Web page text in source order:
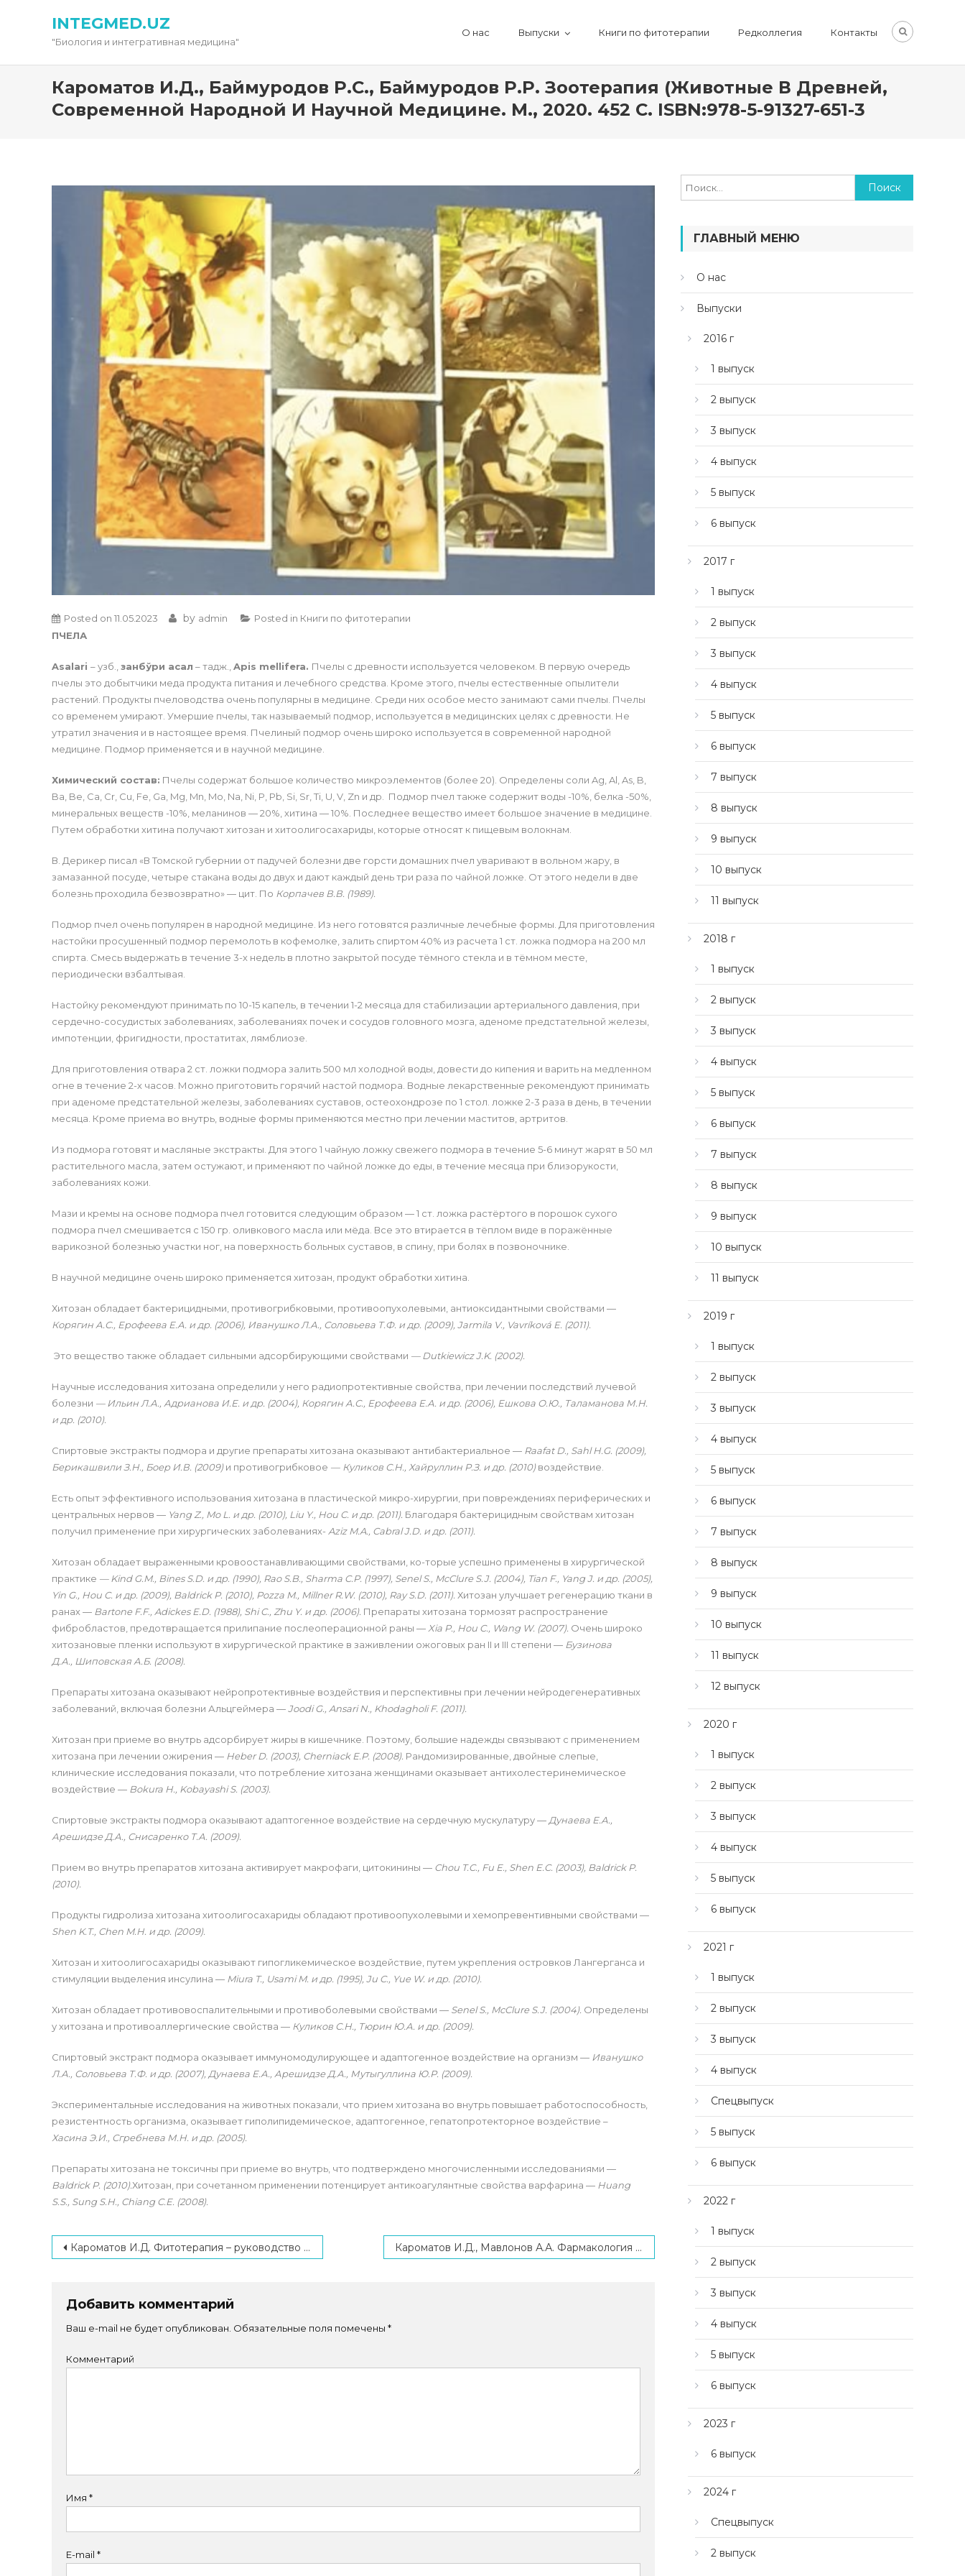
INTEGMED.UZ
"Биология и интегративная медицина"
О нас Выпуски Книги по фитотерапии Редколлегия Контакты
Кароматов И.Д., Баймуродов Р.С., Баймуродов Р.Р. Зоотерапия (животные В Древней,
Современной Народной И Научной Медицине. М., 2020. 452 С. ISBN:978-5-91327-651-3
Posted on 11.05.2023 by admin Posted in Книги по фитотерапии
ПЧЕЛА
Asalari – узб., занбўри асал – тадж., Apis mellifera. Пчелы с древности используется человеком. В первую очередь
пчелы это добытчики меда продукта питания и лечебного средства. Кроме этого, пчелы естественные опылители
растений. Продукты пчеловодства очень популярны в медицине. Среди них особое место занимают сами пчелы. Пчелы
со временем умирают. Умершие пчелы, так называемый подмор, используется в медицинских целях с древности. Не
утратил значения и в настоящее время. Пчелиный подмор очень широко используется в современной народной
медицине. Подмор применяется и в научной медицине.
Химический состав: Пчелы содержат большое количество микроэлементов (более 20). Определены соли Ag, Al, As, B,
Ba, Be, Ca, Cr, Cu, Fe, Ga, Mg, Mn, Mo, Na, Ni, P, Pb, Si, Sr, Ti, U, V, Zn и др. Подмор пчел также содержит воды -10%, белка -50%,
минеральных веществ -10%, меланинов — 20%, хитина — 10%. Последнее вещество имеет большое значение в медицине.
Путем обработки хитина получают хитозан и хитоолигосахариды, которые относят к пищевым волокнам.
В. Дерикер писал «В Томской губернии от падучей болезни две горсти домашних пчел уваривают в вольном жару, в
замазанной посуде, четыре стакана воды до двух и дают каждый день три раза по чайной ложке. От этого недели в две
болезнь проходила безвозвратно» — цит. По Корпачев В.В. (1989).
Подмор пчел очень популярен в народной медицине. Из него готовятся различные лечебные формы. Для приготовления
настойки просушенный подмор перемолоть в кофемолке, залить спиртом 40% из расчета 1 ст. ложка подмора на 200 мл
спирта. Смесь выдержать в течение 3-х недель в плотно закрытой посуде тёмного стекла и в тёмном месте,
периодически взбалтывая.
Настойку рекомендуют принимать по 10-15 капель, в течении 1-2 месяца для стабилизации артериального давления, при
сердечно-сосудистых заболеваниях, заболеваниях почек и сосудов головного мозга, аденоме предстательной железы,
импотенции, фригидности, простатитах, лямблиозе.
Для приготовления отвара 2 ст. ложки подмора залить 500 мл холодной воды, довести до кипения и варить на медленном
огне в течение 2-х часов. Можно приготовить горячий настой подмора. Водные лекарственные рекомендуют принимать
при аденоме предстательной железы, заболеваниях суставов, остеохондрозе по 1 стол. ложке 2-3 раза в день, в течении
месяца. Кроме приема во внутрь, водные формы применяются местно при лечении маститов, артритов.
Из подмора готовят и масляные экстракты. Для этого 1 чайную ложку свежего подмора в течение 5-6 минут жарят в 50 мл
растительного масла, затем остужают, и применяют по чайной ложке до еды, в течение месяца при близорукости,
заболеваниях кожи.
Мази и кремы на основе подмора пчел готовится следующим образом — 1 ст. ложка растёртого в порошок сухого
подмора пчел смешивается с 150 гр. оливкового масла или мёда. Все это втирается в тёплом виде в поражённые
варикозной болезнью участки ног, на поверхность больных суставов, в спину, при болях в позвоночнике.
В научной медицине очень широко применяется хитозан, продукт обработки хитина.
Хитозан обладает бактерицидными, противогрибковыми, противоопухолевыми, антиоксидантными свойствами —
Корягин А.С., Ерофеева Е.А. и др. (2006), Иванушко Л.А., Соловьева Т.Ф. и др. (2009), Jarmila V., Vavríková E. (2011).
Это вещество также обладает сильными адсорбирующими свойствами — Dutkiewicz J.K. (2002).
Научные исследования хитозана определили у него радиопротективные свойства, при лечении последствий лучевой
болезни — Ильин Л.А., Адрианова И.Е. и др. (2004), Корягин А.С., Ерофеева Е.А. и др. (2006), Ешкова О.Ю., Таламанова М.Н.
и др. (2010).
Спиртовые экстракты подмора и другие препараты хитозана оказывают антибактериальное — Raafat D., Sahl H.G. (2009),
Берикашвили З.Н., Боер И.В. (2009)и противогрибковое — Куликов С.Н., Хайруллин Р.З. и др. (2010)воздействие.
Есть опыт эффективного использования хитозана в пластической микро-хирургии, при повреждениях периферических и
центральных нервов — Yang Z., Mo L. и др. (2010), Liu Y., Hou C. и др. (2011). Благодаря бактерицидным свойствам хитозан
получил применение при хирургических заболеваниях- Aziz M.A., Cabral J.D. и др. (2011).
Хитозан обладает выраженными кровоостанавливающими свойствами, ко-торые успешно применены в хирургической
практике — Kind G.M., Bines S.D. и др. (1990), Rao S.B., Sharma C.P. (1997), Senel S., McClure S.J. (2004), Tian F., Yang J. и др. (2005),
Yin G., Hou C. и др. (2009), Baldrick P. (2010), Pozza M., Millner R.W. (2010), Ray S.D. (2011). Хитозан улучшает регенерацию ткани в
ранах — Bartone F.F., Adickes E.D. (1988), Shi C., Zhu Y. и др. (2006). Препараты хитозана тормозят распространение
фибробластов, предотвращается прилипание послеоперационной раны — Xia P., Hou C., Wang W. (2007). Очень широко
хитозановые пленки используют в хирургической практике в заживлении ожоговых ран II и III степени — Бузинова
Д.А., Шиповская А.Б. (2008).
Препараты хитозана оказывают нейропротективные воздействия и перспективны при лечении нейродегенеративных
заболеваний, включая болезни Альцгеймера —Joodi G., Ansari N., Khodagholi F. (2011).
Хитозан при приеме во внутрь адсорбирует жиры в кишечнике. Поэтому, большие надежды связывают с применением
хитозана при лечении ожирения — Heber D. (2003), Cherniack E.P. (2008). Рандомизированные, двойные слепые,
клинические исследования показали, что потребление хитозана женщинами оказывает антихолестеринемическое
воздействие — Bokura H., Kobayashi S. (2003).
Спиртовые экстракты подмора оказывают адаптогенное воздействие на сердечную мускулатуру — Дунаева Е.А.,
Арешидзе Д.А., Снисаренко Т.А. (2009).
Прием во внутрь препаратов хитозана активирует макрофаги, цитокинины — Chou T.C., Fu E., Shen E.C. (2003), Baldrick P.
(2010).
Продукты гидролиза хитозана хитоолигосахариды обладают противоопухолевыми и хемопревентивными свойствами —
Shen K.T., Chen M.H. и др. (2009).
Хитозан и хитоолигосахариды оказывают гипогликемическое воздействие, путем укрепления островков Лангерганса и
стимуляции выделения инсулина — Miura T., Usami M. и др. (1995), Ju C., Yue W. и др. (2010).
Хитозан обладает противовоспалительными и противоболевыми свойствами — Senel S., McClure S.J. (2004). Определены
у хитозана и противоаллергические свойства — Куликов С.Н., Тюрин Ю.А. и др. (2009).
Спиртовый экстракт подмора оказывает иммуномодулирующее и адаптогенное воздействие на организм — Иванушко
Л.А., Соловьева Т.Ф. и др. (2007), Дунаева Е.А., Арешидзе Д.А., Мутыгуллина Ю.Р. (2009).
Экспериментальные исследования на животных показали, что прием хитозана во внутрь повышает работоспособность,
резистентность организма, оказывает гиполипидемическое, адаптогенное, гепатопротекторное воздействие –
Хасина Э.И., Сгребнева М.Н. и др. (2005).
Препараты хитозана не токсичны при приеме во внутрь, что подтверждено многочисленными исследованиями —
Baldrick P. (2010).Хитозан, при сочетанном применении потенцирует антикоагулянтные свойства варфарина — Huang
S.S., Sung S.H., Chiang C.E. (2008).
Навигация по записям
Кароматов И.Д. Фитотерапия – руководство для врачей – том 1, Бухара 2018. ISBN: 978-9943-5184-0-7. 859 с. Кароматов И.Д. Фитотерапия – руководство для врачей – том 2, Бухара 2022. ISBN: 978-9943-5184-0-7. 1200 с. Кароматов И.Д., Мавлонов А.А. Фармакология чернушки посевной — Чернушка посевная в древней, современной народной и научной медицине. LAP LAMBERT, Mauritius, 2022, 158 c. ISBN: 978-620-4-95527-8
Добавить комментарий
Ваш e-mail не будет опубликован. Обязательные поля помечены *
Комментарий
Имя *
E-mail *
Найти:
ГЛАВНЫЙ МЕНЮ
О нас
Выпуски
2016 г
1 выпуск
2 выпуск
3 выпуск
4 выпуск
5 выпуск
6 выпуск
2017 г
1 выпуск
2 выпуск
3 выпуск
4 выпуск
5 выпуск
6 выпуск
7 выпуск
8 выпуск
9 выпуск
10 выпуск
11 выпуск
2018 г
1 выпуск
2 выпуск
3 выпуск
4 выпуск
5 выпуск
6 выпуск
7 выпуск
8 выпуск
9 выпуск
10 выпуск
11 выпуск
2019 г
1 выпуск
2 выпуск
3 выпуск
4 выпуск
5 выпуск
6 выпуск
7 выпуск
8 выпуск
9 выпуск
10 выпуск
11 выпуск
12 выпуск
2020 г
1 выпуск
2 выпуск
3 выпуск
4 выпуск
5 выпуск
6 выпуск
2021 г
1 выпуск
2 выпуск
3 выпуск
4 выпуск
Спецвыпуск
5 выпуск
6 выпуск
2022 г
1 выпуск
2 выпуск
3 выпуск
4 выпуск
5 выпуск
6 выпуск
2023 г
6 выпуск
2024 г
Спецвыпуск
2 выпуск